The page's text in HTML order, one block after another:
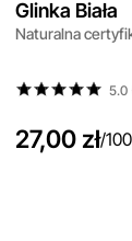
Glinka Biała
Naturalna
5.0
27,00 zł/